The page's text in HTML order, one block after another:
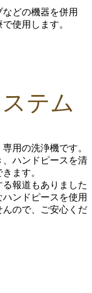
どの機器を併用
使用します。
テム
用の洗浄機です。
ハンドピースを清
きます。
報道もありました
ンドピースを使用
んので、ご安心くだ